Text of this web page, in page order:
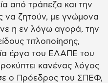
από τράπεζα και την
να ζητούν, με γνώμονα
η εν λόγω αγορά, την
τιτλοποίησης,
έργα του ΕΛΑΠΕ του
κανένας λόγος
ο Πρόεδρος του ΣΠΕΦ,